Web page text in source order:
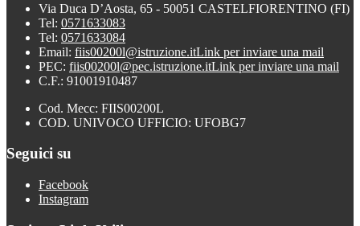
Via Duca D’Aosta, 65 - 50051 CASTELFIORENTINO (FI)
Tel: 0571633083
Tel: 0571633084
Email: fiis00200l@istruzione.itLink per inviare una mail
PEC: fiis00200l@pec.istruzione.itLink per inviare una mail
C.F.: 91001910487
Cod. Mecc: FIIS00200L
COD. UNIVOCO UFFICIO: UFOBG7
Seguici su
Facebook
Instagram